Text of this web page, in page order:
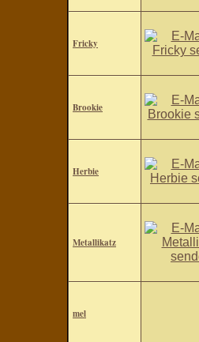
Fricky
Brookie
Herbie
Metallikatz
mel